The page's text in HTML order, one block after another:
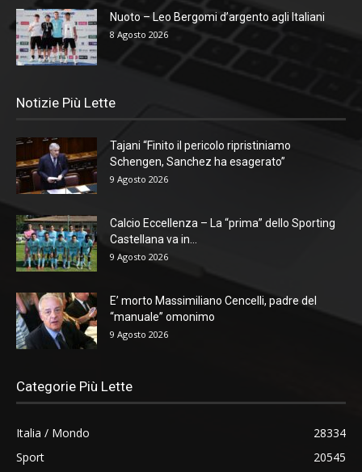
Nuoto – Leo Bergomi d’argento agli Italiani
8 Agosto 2026
Notizie Più Lette
Tajani “Finito il pericolo ripristiniamo
Schengen, Sanchez ha esagerato”
9 Agosto 2026
Calcio Eccellenza – La “prima” dello Sporting
Castellana va in...
9 Agosto 2026
E’ morto Massimiliano Cencelli, padre del
“manuale” omonimo
9 Agosto 2026
Categorie Più Lette
Italia / Mondo
28334
Sport
20545